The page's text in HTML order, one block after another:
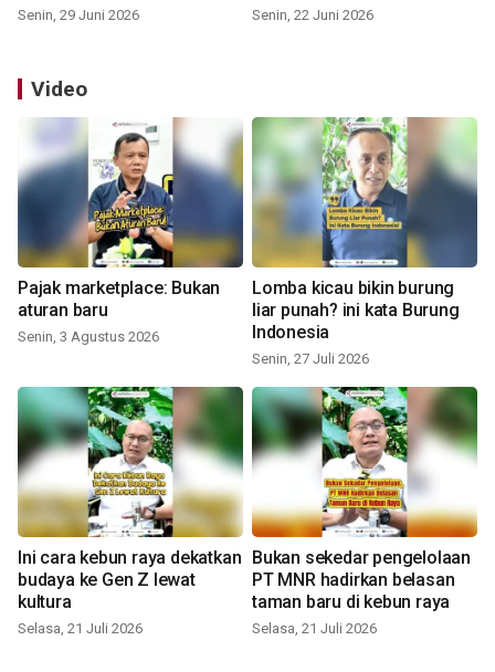
Senin, 29 Juni 2026 Senin, 22 Juni 2026
Video
Pajak marketplace: Bukan
aturan baru
Senin, 3 Agustus 2026
Lomba kicau bikin burung
liar punah? ini kata Burung
Indonesia
Senin, 27 Juli 2026
Ini cara kebun raya dekatkan
budaya ke Gen Z lewat
kultura
Selasa, 21 Juli 2026
Bukan sekedar pengelolaan
PT MNR hadirkan belasan
taman baru di kebun raya
Selasa, 21 Juli 2026